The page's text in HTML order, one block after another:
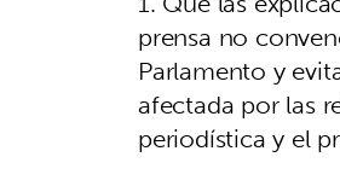
prensa no
Parlamento y
afectada por las
periodística y el